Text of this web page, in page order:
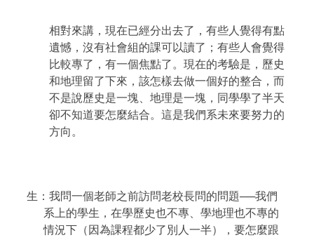
相對來講，現在已經分出去了，有些人覺得有點
遺憾，沒有社會組的課可以讀了；有些人會覺得
比較專了，有一個焦點了。現在的考驗是，歷史
和地理留了下來，該怎樣去做一個好的整合，而
不是說歷史是一塊、地理是一塊，同學學了半天
卻不知道要怎麼結合。這是我們系未來要努力的
方向。
生：我問一個老師之前訪問老校長問的問題──我們
系上的學生，在學歷史也不專、學地理也不專的
情況下（因為課程都少了別人一半），要怎麼跟